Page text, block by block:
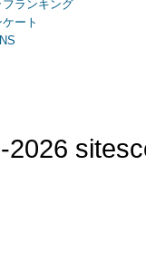
フランキング
ート
2026